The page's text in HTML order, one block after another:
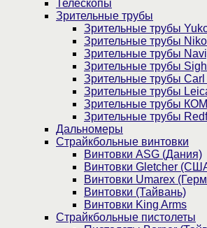
Телескопы
Зрительные трубы
Зрительные трубы
Зрительные трубы
Зрительные трубы
Зрительные трубы
Зрительные трубы
Зрительные трубы
Зрительные трубы
Зрительные трубы
Дальномеры
Страйкбольные винтовки
Винтовки ASG (Дания)
Винтовки Gletcher
Винтовки Umarex
Винтовки (Тайвань)
Винтовки King Arms
Страйкбольные пистолеты